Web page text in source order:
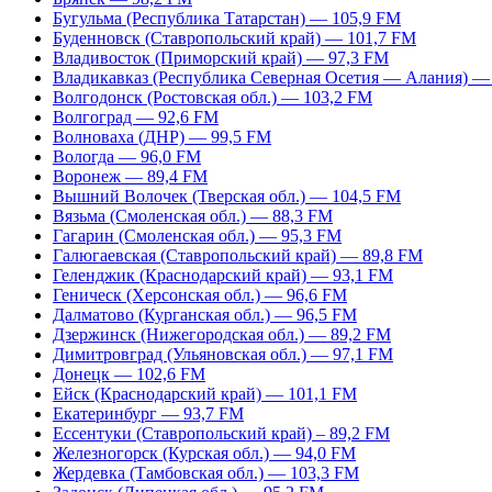
Бугульма (Республика Татарстан) — 105,9 FM
Буденновск (Ставропольский край) — 101,7 FM
Владивосток (Приморский край) — 97,3 FM
Владикавказ (Республика Северная Осетия — Алания)
Волгодонск (Ростовская обл.) — 103,2 FM
Волгоград — 92,6 FM
Волноваха (ДНР) — 99,5 FM
Вологда — 96,0 FM
Воронеж — 89,4 FM
Вышний Волочек (Тверская обл.) — 104,5 FM
Вязьма (Смоленская обл.) — 88,3 FM
Гагарин (Смоленская обл.) — 95,3 FM
Галюгаевская (Ставропольский край) — 89,8 FM
Геленджик (Краснодарский край) — 93,1 FM
Геническ (Херсонская обл.) — 96,6 FM
Далматово (Курганская обл.) — 96,5 FM
Дзержинск (Нижегородская обл.) — 89,2 FM
Димитровград (Ульяновская обл.) — 97,1 FM
Донецк — 102,6 FM
Ейск (Краснодарский край) — 101,1 FM
Екатеринбург — 93,7 FM
Ессентуки (Ставропольский край) – 89,2 FM
Железногорск (Курская обл.) — 94,0 FM
Жердевка (Тамбовская обл.) — 103,3 FM